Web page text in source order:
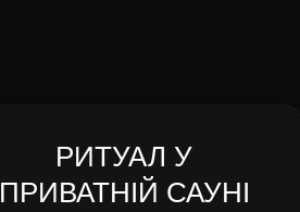
РИТУАЛ У
ПРИВАТНІЙ САУНІ